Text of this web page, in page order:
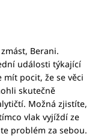
Berani.
události týkající
pocit, že se věci
skutečně
Možná zjistíte,
vlak vyjíždí ze
problém za sebou.